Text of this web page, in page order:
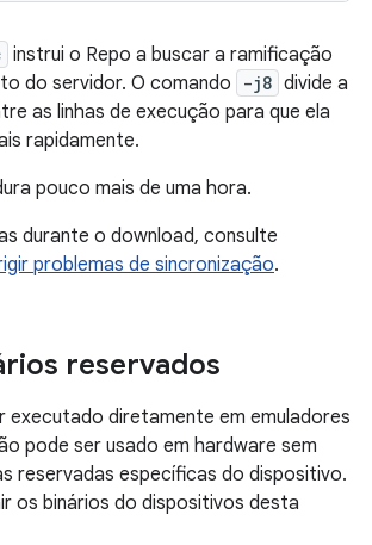
instrui o Repo a buscar a ramificação
do servidor. O comando
-j8 divide a
as linhas de execução para que ela
rapidamente.
pouco mais de uma hora.
durante o download, consulte
problemas de sincronização.
reservados
executado diretamente em emuladores
pode ser usado em hardware sem
reservadas específicas do dispositivo.
os binários do dispositivos desta